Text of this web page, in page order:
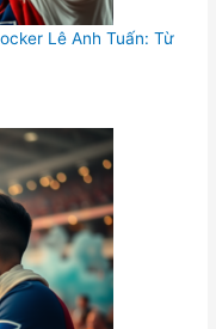
Lê Anh Tuấn: Từ